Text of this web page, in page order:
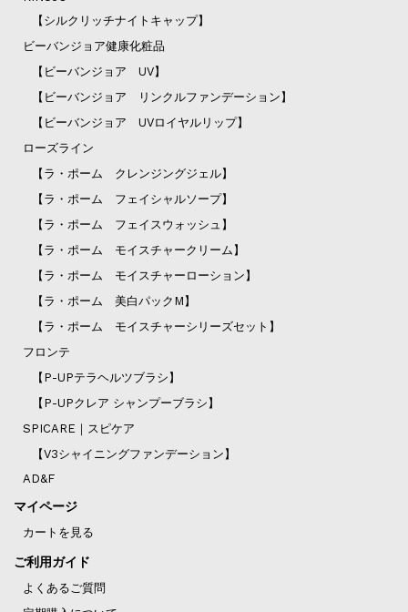
【シルクリッチナイトキャップ】
ビーバンジョア健康化粧品
【ビーバンジョア UV】
【ビーバンジョア リンクルファンデーション】
【ビーバンジョア UVロイヤルリップ】
ローズライン
【ラ・ポーム クレンジングジェル】
【ラ・ポーム フェイシャルソープ】
【ラ・ポーム フェイスウォッシュ】
【ラ・ポーム モイスチャークリーム】
【ラ・ポーム モイスチャーローション】
【ラ・ポーム 美白パックM】
【ラ・ポーム モイスチャーシリーズセット】
フロンテ
【P-UPテラヘルツブラシ】
【P-UPクレア シャンプーブラシ】
SPICARE｜スピケア
【V3シャイニングファンデーション】
AD&F
マイページ
カートを見る
ご利用ガイド
よくあるご質問